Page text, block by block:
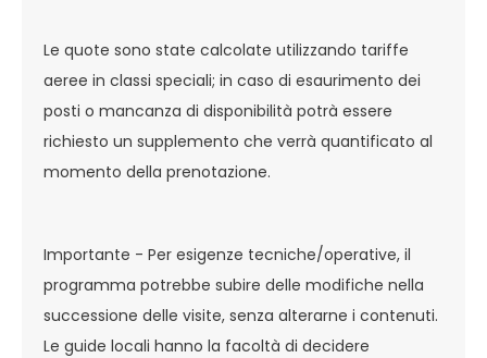
Le quote sono state calcolate utilizzando tariffe
aeree in classi speciali; in caso di esaurimento dei
posti o mancanza di disponibilità potrà essere
richiesto un supplemento che verrà quantificato al
momento della prenotazione.
Importante - Per esigenze tecniche/operative, il
programma potrebbe subire delle modifiche nella
successione delle visite, senza alterarne i contenuti.
Le guide locali hanno la facoltà di decidere